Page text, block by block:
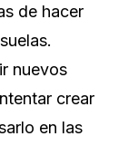
de hacer
nuevos
crear
en las